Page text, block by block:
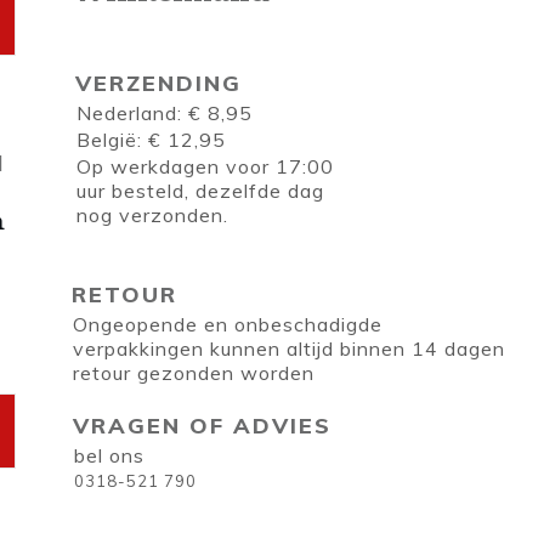
VERZENDING
Nederland: € 8,95
België: € 12,95
Op werkdagen voor 17:00
uur besteld, dezelfde dag
nog verzonden.
RETOUR
Ongeopende en onbeschadigde
verpakkingen kunnen altijd binnen 14 dagen
retour gezonden worden
VRAGEN OF ADVIES
bel ons
0318-521 790